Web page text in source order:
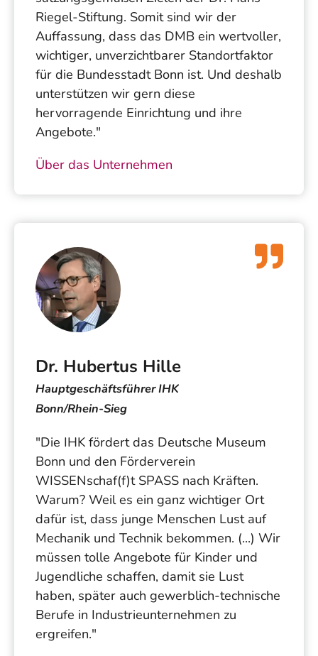
Riegel-Stiftung. Somit sind wir der
Auffassung, dass das DMB ein wertvoller,
wichtiger, unverzichtbarer Standortfaktor
für die Bundesstadt Bonn ist. Und deshalb
unterstützen wir gern diese
hervorragende Einrichtung und ihre
Angebote."
Über das Unternehmen
Dr. Hubertus Hille
Hauptgeschäftsführer IHK
Bonn/Rhein-Sieg
"Die IHK fördert das Deutsche Museum
Bonn und den Förderverein
WISSENschaf(f)t SPASS nach Kräften.
Warum? Weil es ein ganz wichtiger Ort
dafür ist, dass junge Menschen Lust auf
Mechanik und Technik bekommen. (...) Wir
müssen tolle Angebote für Kinder und
Jugendliche schaffen, damit sie Lust
haben, später auch gewerblich-technische
Berufe in Industrieunternehmen zu
ergreifen."